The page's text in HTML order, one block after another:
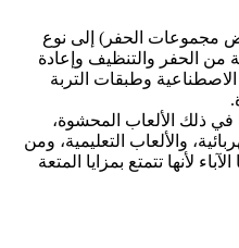
مجموعات الحفر) إلى نوع
من الحفر والتنظيف وإعادة
الاصطناعية وطبقات التربة
في ذلك الألعاب المحشوة،
والألعاب التعليمية، ومن
لأنها تتمتع بمزايا المتعة